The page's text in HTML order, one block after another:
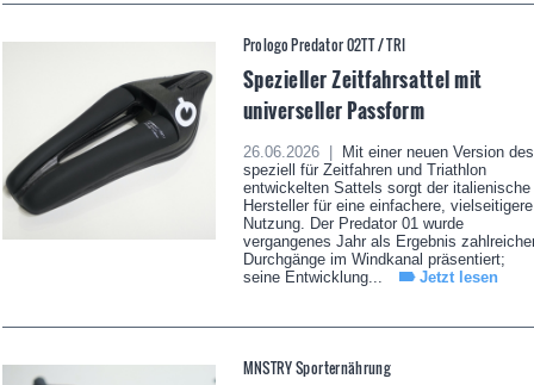
Prologo Predator 02TT / TRI
Spezieller Zeitfahrsattel mit
universeller Passform
26.06.2026 |
Mit einer neuen Version des
speziell für Zeitfahren und Triathlon
entwickelten Sattels sorgt der italienische
Hersteller für eine einfachere, vielseitigere
Nutzung. Der Predator 01 wurde
vergangenes Jahr als Ergebnis
Durchgänge im Windkanal präsentiert;
seine Entwicklung...
Jetzt lesen
MNSTRY Sporternährung